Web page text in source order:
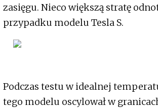
zasięgu. Nieco większą stratę
przypadku modelu Tesla S.
Podczas testu w idealnej
tego modelu oscylował w